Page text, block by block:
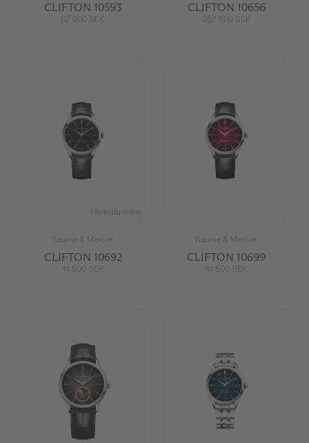
CLIFTON 10593
62 000 SEK
CLIFTON 10656
352 500 SEK
Tillgänglig online
Baume & Mercier
CLIFTON 10692
41 500 SEK
Baume & Mercier
CLIFTON 10699
41 500 SEK